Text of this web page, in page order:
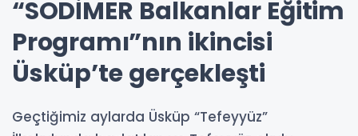
“SODİMER Balkanlar Eğitim
Programı”nın ikincisi
Üsküp’te gerçekleşti
Geçtiğimiz aylarda Üsküp “Tefeyyüz”